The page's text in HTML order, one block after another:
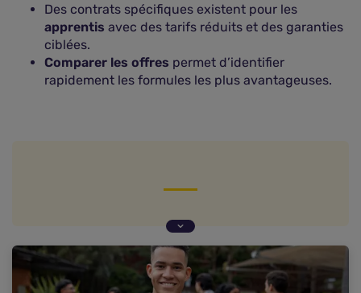
Des contrats spécifiques existent pour les
apprentis avec des tarifs réduits et des garanties
ciblées.
Comparer les offres permet d’identifier
rapidement les formules les plus avantageuses.
pour un apprenti en 2026
Comment choisir la meilleure assurance
habitation en tant qu'apprenti ?